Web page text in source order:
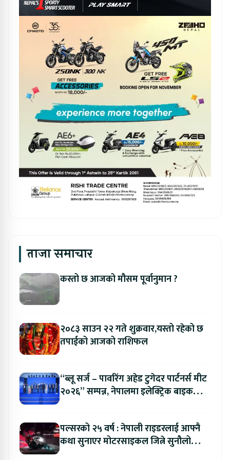
ताजा समाचार
कस्तो छ आजको मौसम पूर्वानुमान ?
२०८३ साउन २२ गते शुक्रवार,यस्तो रहेको छ
तपाईको आजको राशिफल
“ब्लू सर्ज – पावरिंग अहेड टुगेदर पार्टनर्स मीट
२०२६” सम्पन्न, नेपालमा इलेक्ट्रिक बाइक
पल्सरको २५ वर्ष : नेपाली राइडरलाई आफ्नै
कथा सुनाएर मोटरसाइकल जित्ने सुनौलो